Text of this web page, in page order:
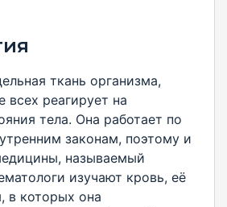
ткань организма,
всех реагирует на
тела. Она работает по
законам, поэтому и
называемый
изучают кровь, её
в которых она